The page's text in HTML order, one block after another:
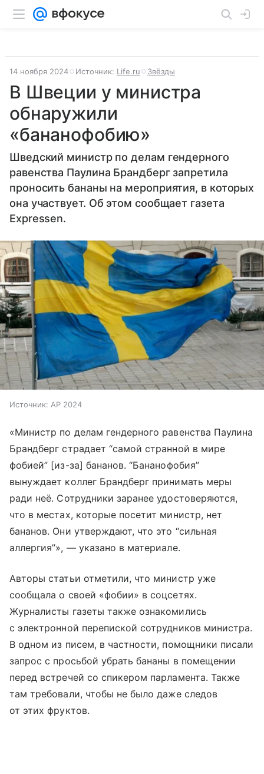
14 ноября 2024 Источник: Life.ru Звёзды
В Швеции у министра
обнаружили
«бананофобию»
Шведский министр по делам гендерного
равенства Паулина Брандберг запретила
проносить бананы на мероприятия, в которых
она участвует. Об этом сообщает газета
Expressen.
Источник: AP 2024
«Министр по делам гендерного равенства Паулина
Брандберг страдает “самой странной в мире
фобией” [из-за] бананов. “Бананофобия”
вынуждает коллег Брандберг принимать меры
ради неё. Сотрудники заранее удостоверяются,
что в местах, которые посетит министр, нет
бананов. Они утверждают, что это “сильная
аллергия”», — указано в материале.
Авторы статьи отметили, что министр уже
сообщала о своей «фобии» в соцсетях.
Журналисты газеты также ознакомились
с электронной перепиской сотрудников министра.
В одном из писем, в частности, помощники писали
запрос с просьбой убрать бананы в помещении
перед встречей со спикером парламента. Также
там требовали, чтобы не было даже следов
от этих фруктов.